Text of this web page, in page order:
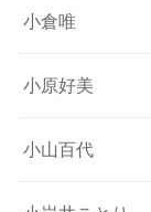
小倉唯
小原好美
小山百代